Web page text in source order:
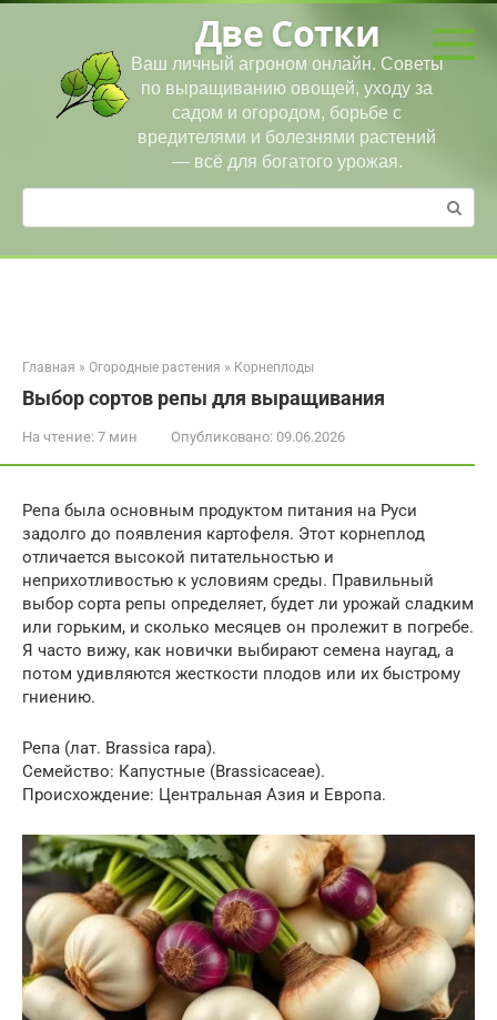
Перейти
Две Сотки
Ваш личный агроном онлайн. Советы
по выращиванию овощей, уходу за
садом и огородом, борьбе с
вредителями и болезнями растений
— всё для богатого урожая.
Поиск:
Главная » Огородные растения » Корнеплоды
Выбор сортов репы для выращивания
На чтение: 7 мин Опубликовано: 09.06.2026
Репа была основным продуктом питания на Руси
задолго до появления картофеля. Этот корнеплод
отличается высокой питательностью и
неприхотливостью к условиям среды. Правильный
выбор сорта репы определяет, будет ли урожай сладким
или горьким, и сколько месяцев он пролежит в погребе.
Я часто вижу, как новички выбирают семена наугад, а
потом удивляются жесткости плодов или их быстрому
гниению.
Репа (лат. Brassica rapa).
Семейство: Капустные (Brassicaceae).
Происхождение: Центральная Азия и Европа.